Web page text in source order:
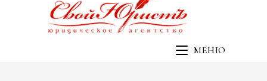
МЕНЮ